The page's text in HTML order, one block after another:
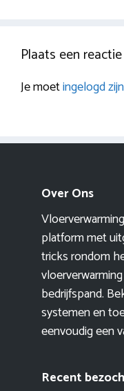
Plaats een reactie
Je moetingelogd
Over Ons
platform met
tricks rondom
bedrijfspand.
systemen en
eenvoudig een
Recent